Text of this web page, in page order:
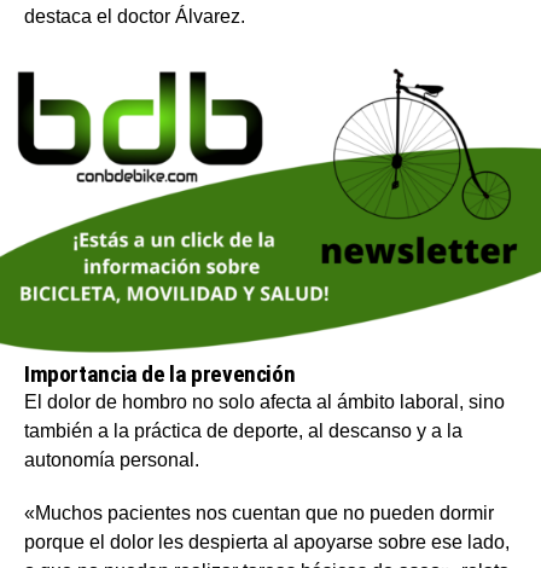
destaca el doctor Álvarez.
Importancia de la prevención
El dolor de hombro no solo afecta al ámbito laboral, sino
también a la práctica de deporte, al descanso y a la
autonomía personal.
«Muchos pacientes nos cuentan que no pueden dormir
porque el dolor les despierta al apoyarse sobre ese lado,